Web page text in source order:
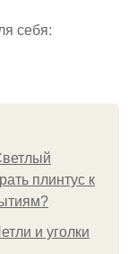
себя:
плинтус к
и уголки